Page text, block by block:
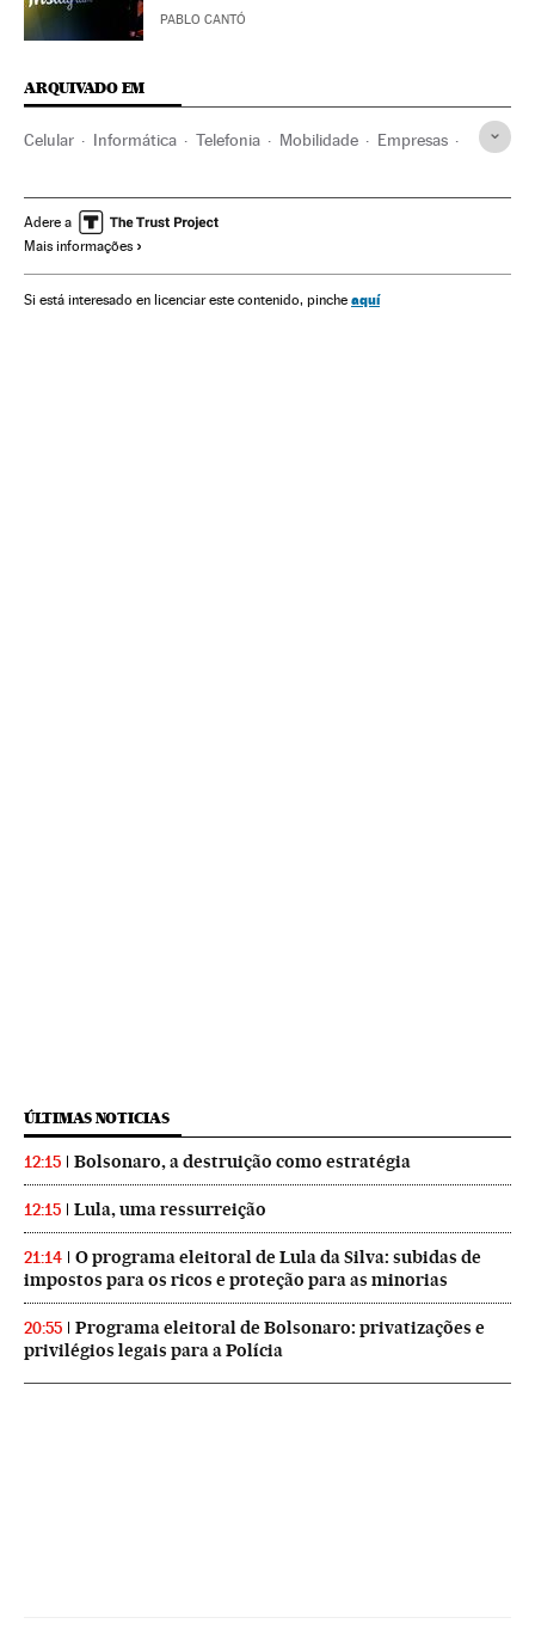
PABLO CANTÓ
ARQUIVADO EM
Celular Informática Telefonia Mobilidade Empresas
Comunicações Fotografia digital
Aplicações informáticas Artes plásticas
Adere a
Mais informações
Si está interesado en licenciar este contenido, pinche aquí
ÚLTIMAS NOTICIAS
12:15 Bolsonaro, a destruição como estratégia
12:15 Lula, uma ressurreição
21:14
O programa eleitoral de Lula da Silva: subidas de
impostos para os ricos e proteção para as minorias
20:55
Programa eleitoral de Bolsonaro: privatizações e
privilégios legais para a Polícia